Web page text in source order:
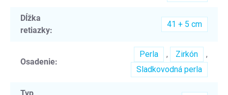
Dĺžka
retiazky:
41 + 5 cm
Osadenie:
Perla , Zirkón
,
Sladkovodná perla